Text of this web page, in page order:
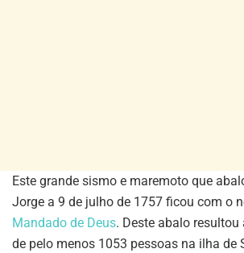
Este grande sismo e maremoto que
Jorge a 9 de julho de 1757 ficou com o
Mandado de Deus. Deste abalo
de pelo menos 1053 pessoas na ilha de